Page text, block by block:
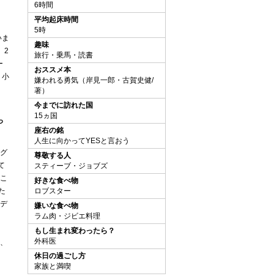
2
小
6時間
平均起床時間
5時
趣味
旅行・乗馬・読書
おススメ本
嫌われる勇気（岸見一郎・古賀史健/
著）
今までに訪れた国
15ヵ国
座右の銘
人生に向かってYESと言おう
尊敬する人
スティーブ・ジョブズ
好きな食べ物
ロブスター
嫌いな食べ物
ラム肉・ジビエ料理
もし生まれ変わったら？
外科医
休日の過ごし方
家族と満喫